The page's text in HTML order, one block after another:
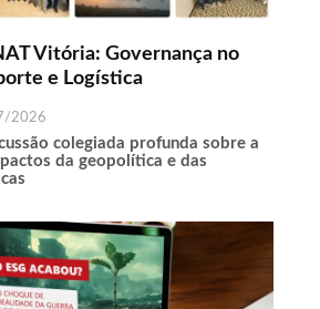
Vitória: Governança no
e Logística
2026
colegiada profunda sobre a
da geopolítica e das